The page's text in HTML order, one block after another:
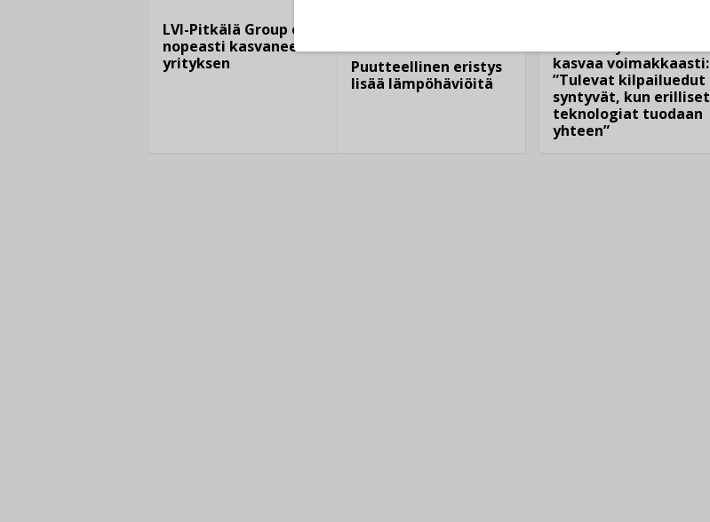
LVI-Pitkälä Group osti
nopeasti kasvaneen
yrityksen
Puutteellinen eristys
lisää lämpöhäviöitä
kasvaa voimakkaasti:
”Tulevat kilpailuedut
syntyvät, kun erilliset
teknologiat tuodaan
yhteen”